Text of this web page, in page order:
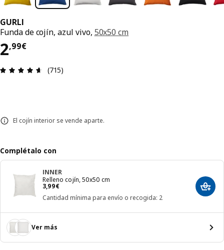
GURLI
Funda de cojín, azul vivo, 50x50 cm
2,99€
El precio 2,99€
Reseña: 4.6 de 5 estrellas. Revisiones totales:
(715)
El cojín interior se vende aparte.
Complétalo con
INNER
Relleno cojín, 50x50 cm
3,99€
El precio 3,99€
Cantidad mínima para envío o recogida: 2
Ver más